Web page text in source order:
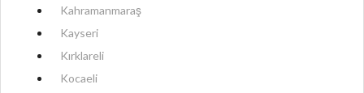
Kahramanmaraş
Kayseri
Kırklareli
Kocaeli